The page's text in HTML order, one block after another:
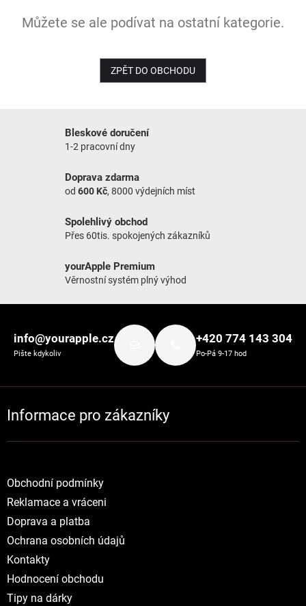
NOVINKY
Můžete se ale podívat na ostatní kategorie.
ZPĚT DO OBCHODU
Bleskové doručení
1-2 pracovní dny
Doprava zdarma
od 600 Kč, 8000 výdejních míst
Spolehlivý obchod
Přes 60tis. spokojených zákazníků
yourApple Premium
Věrnostní systém plný výhod
info@yourapple.cz
Pište kdykoliv
+420 774 143 304
Po-Pá 9-17 hod
Informace pro zákazníky
Obchodní podmínky
Reklamace a vráceni
Doprava a platba
Ochrana osobních údajů
Kontakty
Hodnocení obchodu
Tipy na dárky